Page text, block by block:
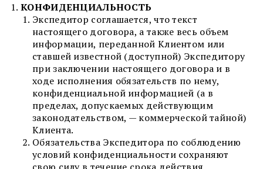
КОНФИДЕНЦИАЛЬНОСТЬ
Экспедитор соглашается, что текст
настоящего договора, а также весь объем
информации, переданной Клиентом или
ставшей известной (доступной) Экспедитору
при заключении настоящего договора и в
ходе исполнения обязательств по нему,
конфиденциальной информацией (а в
пределах, допускаемых действующим
законодательством, — коммерческой тайной)
Клиента.
Обязательства Экспедитора по соблюдению
условий конфиденциальности сохраняют